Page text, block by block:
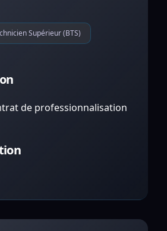
Supérieur (BTS)
de professionnalisation